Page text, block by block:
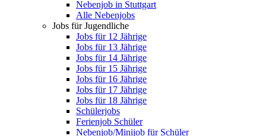
Nebenjob in Stuttgart
Alle Nebenjobs
Jobs für Jugendliche
Jobs für 12 Jährige
Jobs für 13 Jährige
Jobs für 14 Jährige
Jobs für 15 Jährige
Jobs für 16 Jährige
Jobs für 17 Jährige
Jobs für 18 Jährige
Schülerjobs
Ferienjob Schüler
Nebenjob/Minijob für Schüler